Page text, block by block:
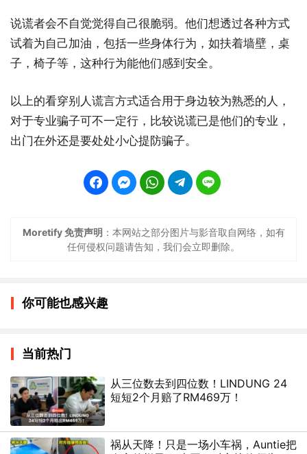
说谎者会不自觉觉得自己很脆弱。他们想透过各种方式
试着为自己加油，包括一些身体行为，如扶着墙壁，桌
子，椅子等，这种行为能他们感到安全。
以上的看穿别人谎言方式适合用于身边较为熟悉的人，
对于专业骗子可不一定行，比较说谎已是他们的专业，
出门在外还是要处处小心提防骗子。
Moretify 免责声明 ：本网站之部分图片与影音取自网络，如有
任何侵权问题请告知，我们会立即删除。
你可能也感兴趣
当前热门
从三位数去到四位数！LINDUNG 24
短短2个月赔了RM469万！
祸从天降！只是一场小车祸，Auntie把